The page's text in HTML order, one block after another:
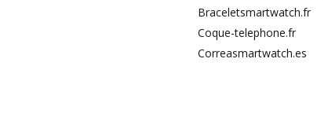
Braceletsmartwatch.fr
Coque-telephone.fr
Correasmartwatch.es